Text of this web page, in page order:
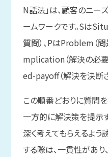
N話法」は、顧客のニー
ームワークです。Sは
質問）、PはProblem（
mplication（解決の必
ed-payoff（解決を決断
この順番どおりに質問
一方的に解決策を提示
深く考えてもらえるよ
する際は、一貫性があ